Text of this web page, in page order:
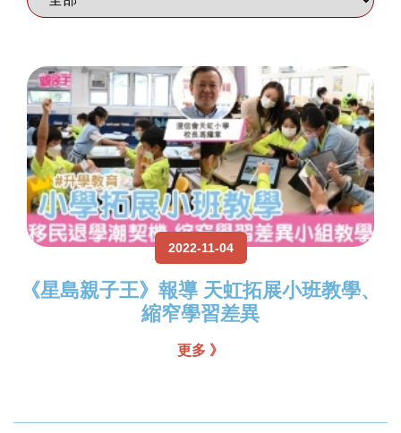
2022-11-04
《星島親子王》報導 天虹拓展小班教學、
縮窄學習差異
更多 》